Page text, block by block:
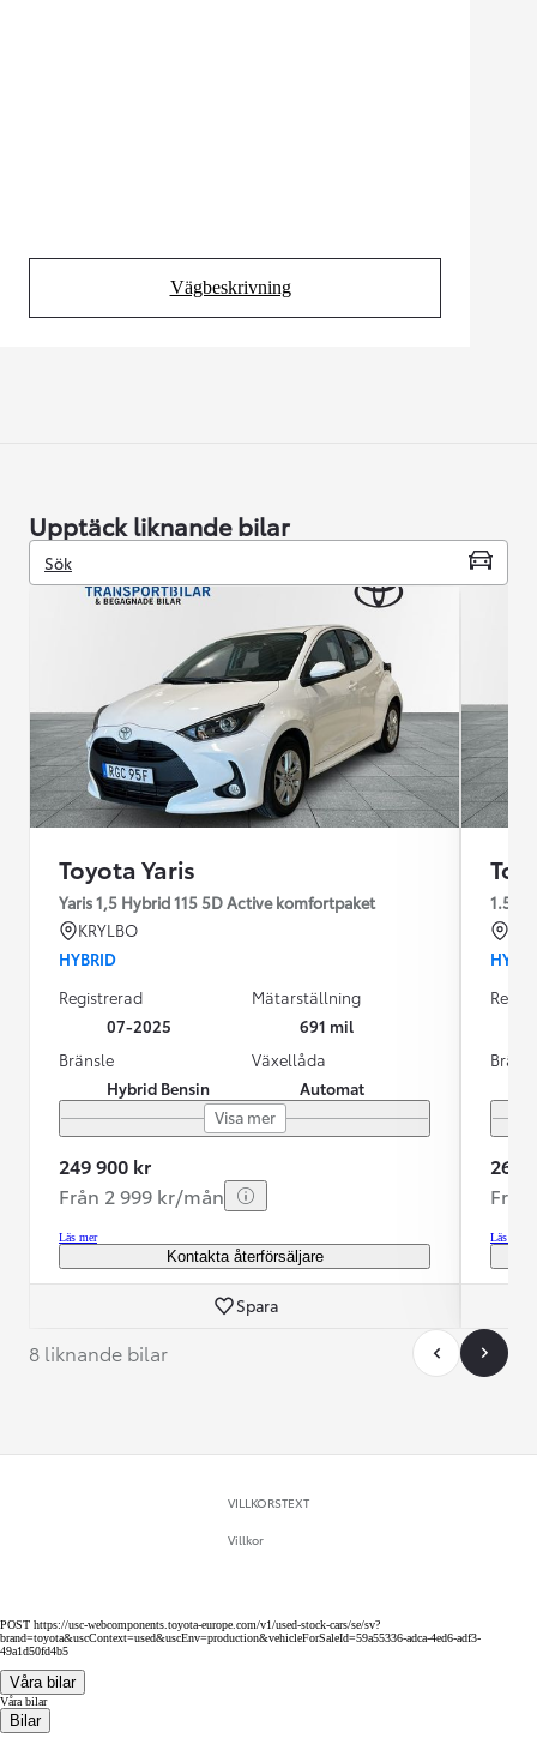
Vägbeskrivning
(Opens in new tab)
Upptäck liknande bilar
Sök
Toyota Yaris
Yaris 1,5 Hybrid 115 5D Active komfortpaket
KRYLBO
HYBRID
Registrerad
07-2025
Mätarställning
691 mil
Bränsle
Hybrid Bensin
Växellåda
Automat
Visa mer
249 900 kr
Från 2 999 kr/mån
Läs mer
Kontakta återförsäljare
Spara
269
Läs mer
8 liknande bilar
VILLKORSTEXT
Villkor
POST https://usc-webcomponents.toyota-europe.com/v1/used-stock-cars/se/sv?
brand=toyota&uscContext=used&uscEnv=production&vehicleForSaleId=59a55336-adca-4ed6-adf3-
49a1d50fd4b5
Våra bilar
Våra bilar
Bilar